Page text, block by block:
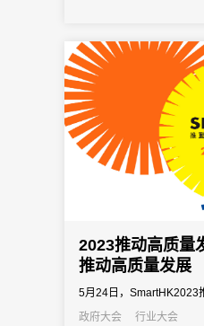
2023推动高质
推动高质量发展
5月24日，SmartHK2023
集多位知名商界领袖担任
政府大会
行业大会